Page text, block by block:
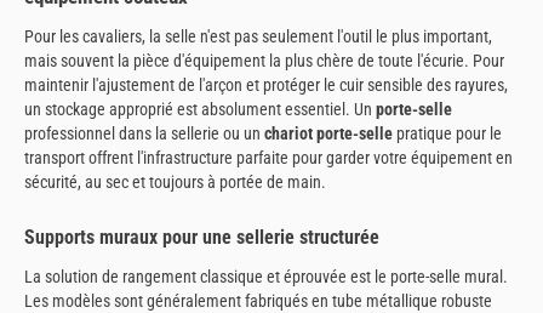
Pour les cavaliers, la selle n'est pas seulement l'outil le plus important,
mais souvent la pièce d'équipement la plus chère de toute l'écurie. Pour
maintenir l'ajustement de l'arçon et protéger le cuir sensible des rayures,
un stockage approprié est absolument essentiel. Un porte-selle
professionnel dans la sellerie ou un chariot porte-selle pratique pour le
transport offrent l'infrastructure parfaite pour garder votre équipement en
sécurité, au sec et toujours à portée de main.
Supports muraux pour une sellerie structurée
La solution de rangement classique et éprouvée est le porte-selle mural.
Les modèles sont généralement fabriqués en tube métallique robuste